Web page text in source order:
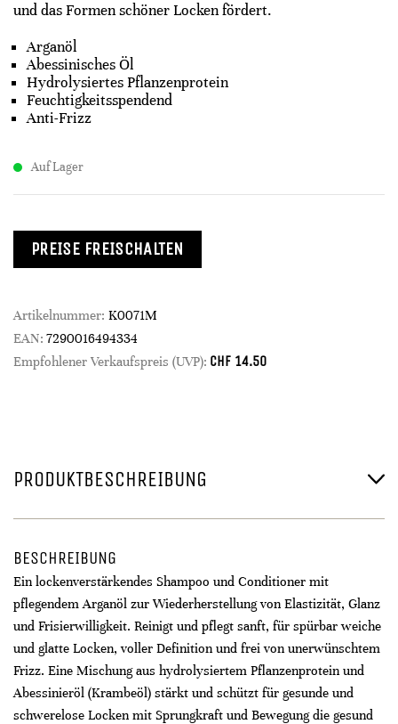
und das Formen schöner Locken fördert.
Arganöl
Abessinisches Öl
Hydrolysiertes Pflanzenprotein
Feuchtigkeitsspendend
Anti-Frizz
Auf Lager
PREISE FREISCHALTEN
Artikelnummer: K0071M
EAN: 7290016494334
Empfohlener Verkaufspreis (UVP): CHF 14.50
PRODUKTBESCHREIBUNG
BESCHREIBUNG
Ein lockenverstärkendes Shampoo und Conditioner mit
pflegendem Arganöl zur Wiederherstellung von Elastizität, Glanz
und Frisierwilligkeit. Reinigt und pflegt sanft, für spürbar weiche
und glatte Locken, voller Definition und frei von unerwünschtem
Frizz. Eine Mischung aus hydrolysiertem Pflanzenprotein und
Abessinieröl (Krambeöl) stärkt und schützt für gesunde und
schwerelose Locken mit Sprungkraft und Bewegung die gesund